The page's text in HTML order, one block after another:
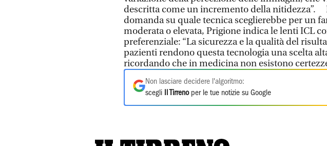
descritta come un incremento della nitidezza”.
domanda su quale tecnica sceglierebbe per un
moderata o elevata, Prigione indica le lenti ICL
preferenziale: “La sicurezza e la qualità del
pazienti rendono questa tecnologia una scelta
ricordando che in medicina non esistono
Non lasciare decidere l'algoritmo:
scegli
Il Tirrenoper le tue notizie su Google